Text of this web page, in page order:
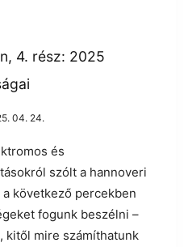
4. rész: 2025
04. 24.
és
szólt a hannoveri
következő percekben
fogunk beszélni –
kitől mire számíthatunk